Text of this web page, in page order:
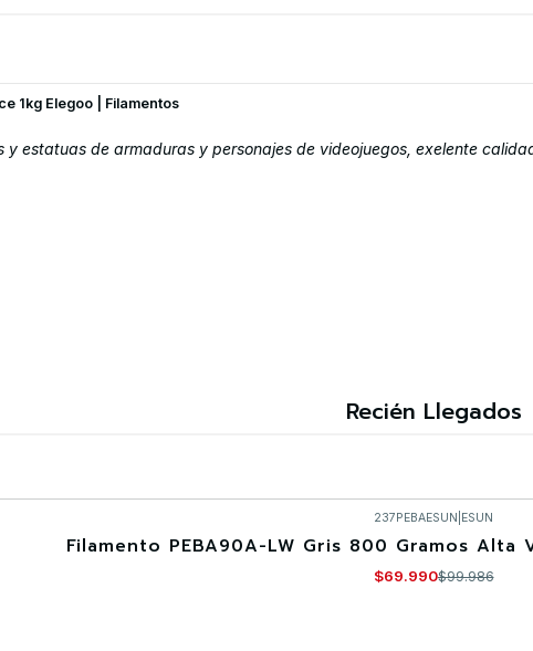
1kg Elegoo | Filamentos
estatuas de armaduras y personajes de videojuegos, exelente
Recién Llegados
237PEBAESUN ESUN
Filamento PEBA90A-LW Gris 800 Gramos Alta
$69.990$99.986